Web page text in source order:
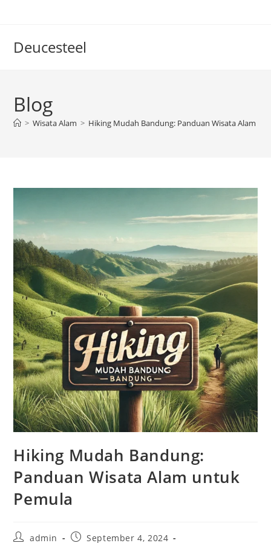
Deucesteel
Blog
> Wisata Alam > Hiking Mudah Bandung: Panduan Wisata Alam
Hiking Mudah Bandung:
Panduan Wisata Alam untuk
Pemula
Postadmin
PostSeptember 4, 2024